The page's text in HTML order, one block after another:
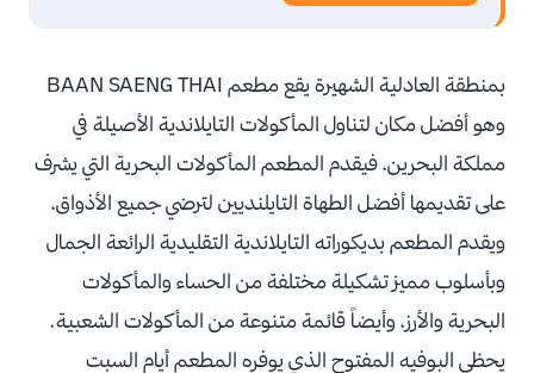
بمنطقة العادلية الشهيرة يقع مطعم BAAN SAENG THAI
وهو أفضل مكان لتناول المأكولات التايلاندية الأصيلة في
مملكة البحرين، فيقدم المطعم المأكولات البحرية التي يشرف
على تقديمها أفضل الطهاة التايلنديين لترضي جميع الأذواق،
ويقدم المطعم بديكوراته التايلاندية التقليدية الرائعة الجمال
وبأسلوب مميز تشكيلة مختلفة من الحساء والمأكولات
البحرية والأرز، وأيضاً قائمة متنوعة من المأكولات الشعبية.
يحظى البوفيه المفتوح الذي يوفره المطعم أيام السبت